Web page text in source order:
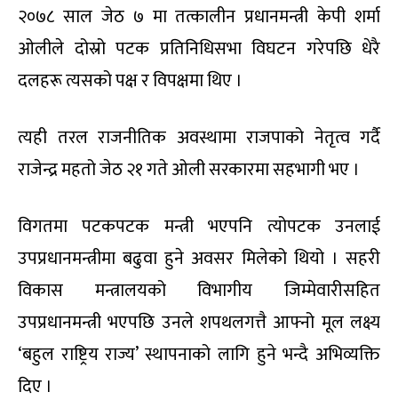
२०७८ साल जेठ ७ मा तत्कालीन प्रधानमन्त्री केपी शर्मा
ओलीले दोस्रो पटक प्रतिनिधिसभा विघटन गरेपछि धेरै
दलहरू त्यसको पक्ष र विपक्षमा थिए ।
त्यही तरल राजनीतिक अवस्थामा राजपाको नेतृत्व गर्दै
राजेन्द्र महतो जेठ २१ गते ओली सरकारमा सहभागी भए ।
विगतमा पटकपटक मन्त्री भएपनि त्योपटक उनलाई
उपप्रधानमन्त्रीमा बढुवा हुने अवसर मिलेको थियो । सहरी
विकास मन्त्रालयको विभागीय जिम्मेवारीसहित
उपप्रधानमन्त्री भएपछि उनले शपथलगत्तै आफ्नो मूल लक्ष्य
‘बहुल राष्ट्रिय राज्य’ स्थापनाको लागि हुने भन्दै अभिव्यक्ति
दिए ।